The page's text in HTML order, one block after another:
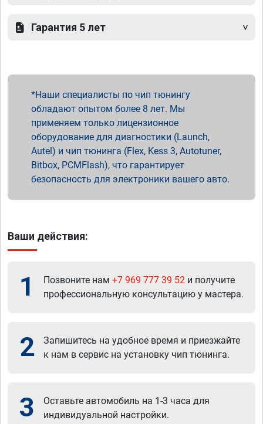
Гарантия 5 лет
Наши специалисты по чип тюнингу
обладают опытом более 8 лет. Мы
применяем только лицензионное
оборудование для диагностики (Launch,
Autel) и чип тюнинга (Flex, Kess 3, Autotuner,
Bitbox, PCMFlash), что гарантирует
безопасность для электроники вашего авто.
Ваши действия:
1 Позвоните нам +7 969 777 39 52 и получите
профессиональную консультацию у мастера.
2
Запишитесь на удобное время и приезжайте
к нам в сервис на установку чип тюнинга.
3
Оставьте автомобиль на 1-3 часа для
индивидуальной настройки.